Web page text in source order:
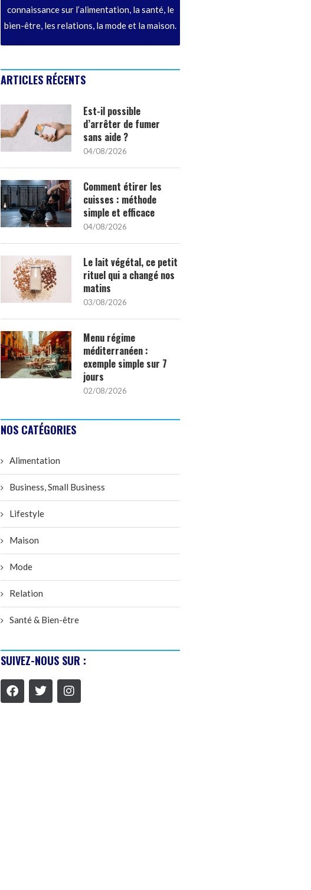
connaissance sur l’alimentation, la santé, le
bien-être, les relations, la mode et la maison.
ARTICLES RÉCENTS
Est-il possible
d’arrêter de fumer
sans aide ?
04/08/2026
Comment étirer les
cuisses : méthode
simple et efficace
04/08/2026
Le lait végétal, ce petit
rituel qui a changé nos
matins
03/08/2026
Menu régime
méditerranéen :
exemple simple sur 7
jours
02/08/2026
NOS CATÉGORIES
Alimentation
Business, Small Business
Lifestyle
Maison
Mode
Relation
Santé & Bien-être
SUIVEZ-NOUS SUR :